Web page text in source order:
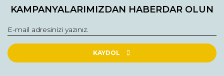
Görüş ve önerileriniz için teşekkür ederiz.
Ürün resmi kalitesiz, bozuk veya görüntülenemiyor.
Ürün açıklamasında eksik bilgiler bulunuyor.
KAMPANYALARIMIZDAN HABERDAR OLUN
KAYDOL